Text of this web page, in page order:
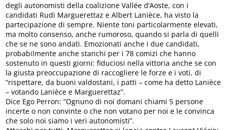
degli autonomisti della coalizione Vallée d’Aoste, con i
candidati Rudi Marguerettaz e Albert Lanièce, ha visto la
partecipazione di sempre. Niente toni particolarmente elevati,
ma molto consenso, anche rumoroso, quando si parla di quelli
che se ne sono andati. Emozionati anche i due candidati,
probabilmente anche stanchi per i 78 comizi che hanno
sostenuto in questi giorni: fiduciosi nella vittoria anche se con
la giusta preoccupazione di raccogliere le forze e i voti, di
”rispettare, da buoni valdostani, i patti – come ha detto Lanièce
– votando Lanièce e Marguerettaz”.
Dice Ego Perron: ”Ognuno di noi domani chiami 5 persone
incerte o non convinte o che non votano per noi e le convinca
che solo noi siamo i veri autonomisti”.